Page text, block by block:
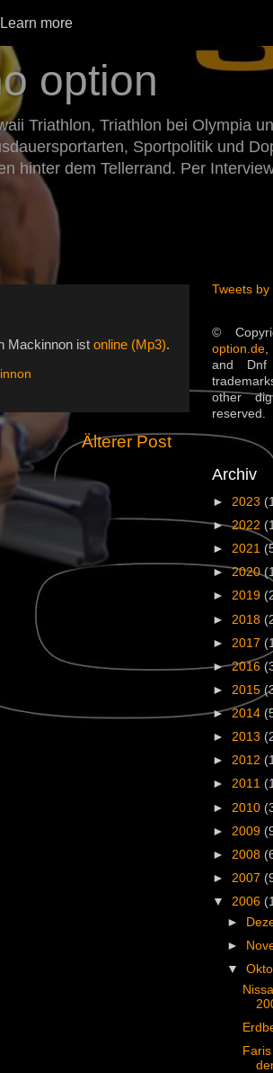
Learn more
option
Triathlon, Triathlon bei Olympia
Sportpolitik und
hinter dem Tellerrand. Per
Mackinnon ist online (Mp3).
Älterer Post
Tweets by
©
option.de
and
other
reserved.
Archiv
► 2023
►2022
► 2021
►2020
► 2019
► 2018
► 2017
►2016
► 2015
►2014
► 2013
► 2012
► 2011
► 2010
► 2009
► 2008
► 2007
▼ 2006
►
►
▼